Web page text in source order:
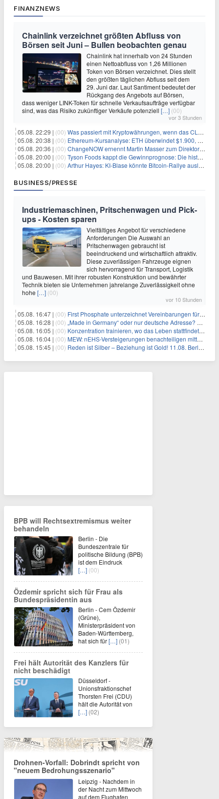
FINANZNEWS
Chainlink verzeichnet größten Abfluss von
Börsen seit Juni – Bullen beobachten genau
Chainlink hat innerhalb von 24 Stunden
einen Nettoabfluss von 1,26 Millionen
Token von Börsen verzeichnet. Dies stellt
den größten täglichen Abfluss seit dem
29. Juni dar. Laut Santiment bedeutet der
Rückgang des Angebots auf Börsen,
dass weniger LINK-Token für schnelle Verkaufsaufträge verfügbar
sind, was das Risiko zukünftiger Verkäufe potenziell […] (00)
vor 3 Stunden
05.08. 22:29 | (00) Was passiert mit Kryptowährungen, wenn das CLARITY-Gesetz diese Woche scheitert? Hougan erklärt
05.08. 20:38 | (00) Ethereum-Kursanalyse: ETH überwindet $1.900, aber größere Herausforderungen stehen bevor
05.08. 20:36 | (00) ChangeNOW ernennt Martin Masser zum Direktor für strategische Partnerschaften
05.08. 20:00 | (00) Tyson Foods kappt die Gewinnprognose: Die historische Rinderkrise will einfach nicht enden
05.08. 20:00 | (00) Arthur Hayes: KI-Blase könnte Bitcoin-Rallye auslösen
BUSINESS/PRESSE
Industriemaschinen, Pritschenwagen und Pick-
ups - Kosten sparen
Vielfältiges Angebot für verschiedene
Anforderungen Die Auswahl an
Pritschenwagen gebraucht ist
beeindruckend und wirtschaftlich attraktiv.
Diese zuverlässigen Fahrzeuge eignen
sich hervorragend für Transport, Logistik
und Bauwesen. Mit ihrer robusten Konstruktion und bewährter
Technik bieten sie Unternehmen jahrelange Zuverlässigkeit ohne
hohe […] (00)
vor 10 Stunden
05.08. 16:47 | (00) First Phosphate unterzeichnet Vereinbarungen für nicht zu refundierende Zuwendungen in Höhe von 4,84 Mio. $ von der kanadischen Regierung für Straßeninfrastruktur und Stromübertragungsleitungen
05.08. 16:28 | (00) „Made in Germany“ oder nur deutsche Adresse? So erkennen Sie, wo Ihre Leiterplatten wirklich gefertigt werden
05.08. 16:05 | (00) Konzentration trainieren, wo das Leben stattfindet: Mobile EEG-Technologie bringt Neurofeedback in den Alltag
05.08. 16:04 | (00) MEW: nEHS-Versteigerungen benachteiligen mittelständische Unternehmen
05.08. 15:45 | (00) Reden ist Silber – Beziehung ist Gold! 11.08. Berlin – 18:30 Uhr
BPB will Rechtsextremismus weiter
behandeln
Berlin - Die
Bundeszentrale für
politische Bildung (BPB)
ist dem Eindruck
[…] (00)
Özdemir spricht sich für Frau als
Bundespräsidentin aus
Berlin - Cem Özdemir
(Grüne),
Ministerpräsident von
Baden-Württemberg,
hat sich für[…] (01)
Frei hält Autorität des Kanzlers für
nicht beschädigt
Düsseldorf -
Unionsfraktionschef
Thorsten Frei (CDU)
hält die Autorität von
[…] (02)
Drohnen-Vorfall: Dobrindt spricht von
"neuem Bedrohungsszenario"
Leipzig - Nachdem in
der Nacht zum Mittwoch
auf dem Flughafen